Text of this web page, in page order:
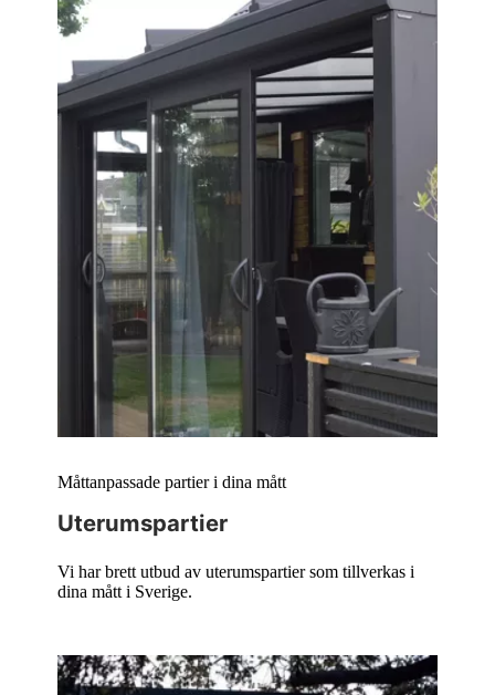
Måttanpassade partier i dina mått
Uterumspartier
Vi har brett utbud av uterumspartier som tillverkas i
dina mått i Sverige.